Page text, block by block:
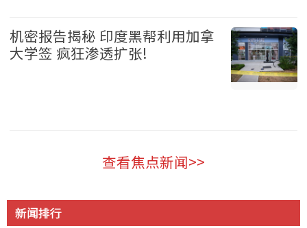
机密报告揭秘 印度黑帮利用加拿
大学签 疯狂渗透扩张!
查看焦点新闻>>
新闻排行